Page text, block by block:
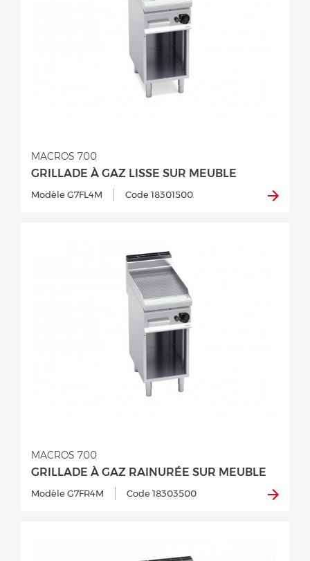
GRILLADE À GAZ LISSE SUR MEUBLE
MACROS 700
Modèle G7FL4M Code 18301500
GRILLADE À GAZ RAINURÉE SUR MEUBLE
MACROS 700
Modèle G7FR4M Code 18303500